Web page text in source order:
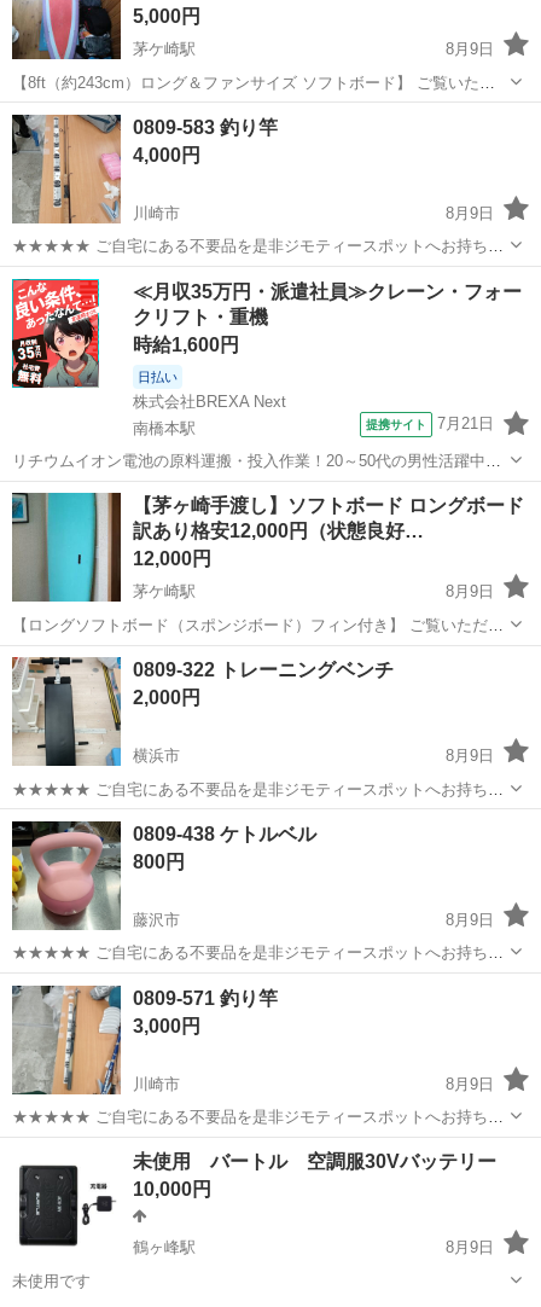
5,000円
茅ケ崎駅
8月9日
【8ft（約243cm）ロング＆ファンサイズ ソフトボード】 ​ご覧いただ
きありがとうございます！ 浮力抜群でテイクオフが非常に早い8ftサイ
ズのソフトボード（スポンジボード）です。 ​専用フィンが欠品してい
るため、*...
神奈川 茅ヶ崎市 茅ケ崎駅 マリンスポーツ
0809-583 釣り竿
4,000円
川崎市
8月9日
★★★★★ ご自宅にある不要品を是非ジモティースポットへお持ち込
みしませんか？ 家電、趣味・スポーツ・レジャー用品、こども用品、
衣料服飾品、生活雑貨、家具、本、CD・DVDなどが無料でまとめて持
ち込めます！ ※詳細はこ...
神奈川 川崎市 その他 釣り竿
≪月収35万円・派遣社員≫クレーン・フォー
クリフト・重機
時給1,600円
日払い
株式会社BREXA Next
南橋本駅
提携サイト 7月21日
リチウムイオン電池の原料運搬・投入作業！20～50代の男性活躍中★
ワンルーム寮完備！赴任旅費会社負担！年間休日130日★フォークリフ
ト免許お持ちの方、活躍中！就業先食堂利用可★《神奈川県相模原
市》 人気の工場のお仕事 ◇電...
神奈川 相模原市 南橋本駅 その他
【茅ヶ崎手渡し】ソフトボード ロングボード
訳あり格安12,000円（状態良好…
12,000円
茅ケ崎駅
8月9日
【ロングソフトボード（スポンジボード）フィン付き】 ​ご覧いただき
ありがとうございます！ 初心者・ビギナーの練習用や、小波での普段
使い・セカンドボードに最適なロングタイプのソフトボードです！ ​※
右側フィンボックスに訳...
神奈川 茅ヶ崎市 茅ケ崎駅 マリンスポーツ
0809-322 トレーニングベンチ
2,000円
横浜市
8月9日
★★★★★ ご自宅にある不要品を是非ジモティースポットへお持ち込
みしませんか？ 家電、趣味・スポーツ・レジャー用品、こども用品、
衣料服飾品、生活雑貨、家具、本、CD・DVDなどが無料でまとめて持
ち込めます！ ※詳細はこ...
神奈川 横浜市 フィットネス、トレーニング
0809-438 ケトルベル
800円
藤沢市
8月9日
★★★★★ ご自宅にある不要品を是非ジモティースポットへお持ち込
みしませんか？ 家電、趣味・スポーツ・レジャー用品、こども用品、
衣料服飾品、生活雑貨、家具、本、CD・DVDなどが無料でまとめて持
ち込めます！ ※詳細はこ...
神奈川 藤沢市 フィットネス、トレーニング
0809-571 釣り竿
3,000円
川崎市
8月9日
★★★★★ ご自宅にある不要品を是非ジモティースポットへお持ち込
みしませんか？ 家電、趣味・スポーツ・レジャー用品、こども用品、
衣料服飾品、生活雑貨、家具、本、CD・DVDなどが無料でまとめて持
ち込めます！ ※詳細はこ...
その他 釣り竿
未使用 バートル 空調服30Vバッテリー
10,000円
鶴ヶ峰駅
8月9日
未使用です